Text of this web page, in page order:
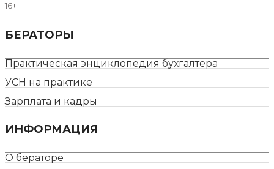
16+
БЕРАТОРЫ
Практическая энциклопедия бухгалтера
УСН на практике
Зарплата и кадры
ИНФОРМАЦИЯ
О бераторе